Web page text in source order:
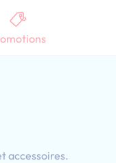
accessoires.